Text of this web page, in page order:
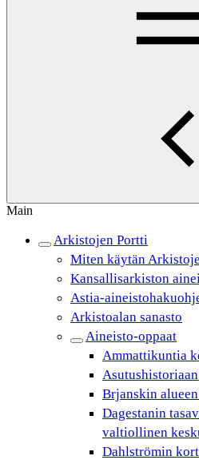
Main
Arkistojen Portti
Miten käytän
Kansallisarkiston
Astia-
Arkistoalan sanasto
Aineisto-oppaat
Ammattikuntia
Brjanskin
Dagestanin
valtiollinen
Dahlströmin